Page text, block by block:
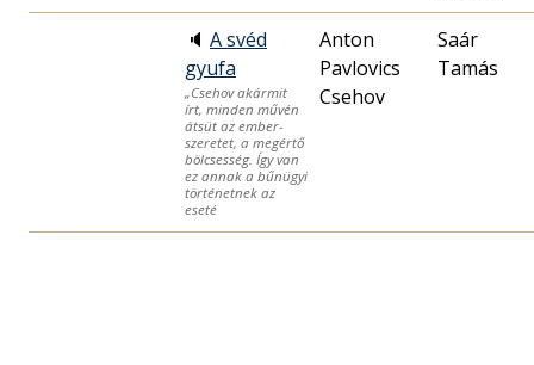
🔈 A svéd
gyufa
„Csehov akármit
írt, minden művén
átsüt az ember-
szeretet, a megértő
bölcsesség. Így van
ez annak a bűnügyi
történetnek az
eseté
Anton
Pavlovics
Csehov
Saár
Tamás